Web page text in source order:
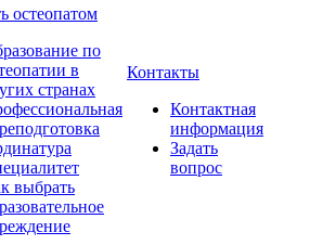
остеопатом
по
в
странах
выбрать
Контакты
Контактная
информация
Задать
вопрос